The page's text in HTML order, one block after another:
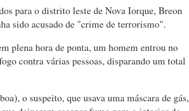
para o distrito leste de Nova Iorque, Breon
sido acusado de "crime de terrorismo".
plena hora de ponta, um homem entrou no
contra várias pessoas, disparando um total
o suspeito, que usava uma máscara de gás,